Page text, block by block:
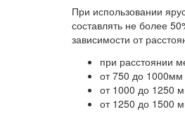
При использовании
составлять не более
зависимости от
при расстоянии
от 750 до 1000мм
от 1000 до 1250
от 1250 до 1500